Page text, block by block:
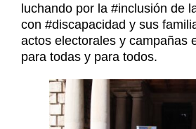
luchando por la #inclusión de
con #discapacidad y sus
actos electorales y campañas
para todas y para todos.